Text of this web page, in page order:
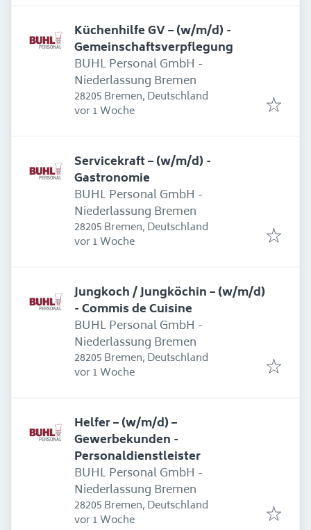
Küchenhilfe GV – (w/m/d) -
Gemeinschaftsverpflegung
BUHL Personal GmbH -
Niederlassung Bremen
28205 Bremen, Deutschland
Erschienen:
vor 1 Woche
Servicekraft – (w/m/d) -
Gastronomie
BUHL Personal GmbH -
Niederlassung Bremen
28205 Bremen, Deutschland
Erschienen:
vor 1 Woche
Jungkoch / Jungköchin – (w/m/d)
- Commis de Cuisine
BUHL Personal GmbH -
Niederlassung Bremen
28205 Bremen, Deutschland
Erschienen:
vor 1 Woche
Helfer – (w/m/d) –
Gewerbekunden -
Personaldienstleister
BUHL Personal GmbH -
Niederlassung Bremen
28205 Bremen, Deutschland
Erschienen:
vor 1 Woche